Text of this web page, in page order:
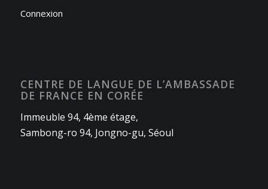
Connexion
CENTRE DE LANGUE DE L’AMBASSADE
DE FRANCE EN CORÉE
Immeuble 94, 4ème étage,
Sambong-ro 94, Jongno-gu, Séoul